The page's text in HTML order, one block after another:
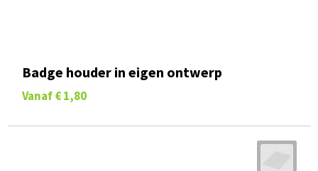
Badge houder in eigen ontwerp
Vanaf € 1,80